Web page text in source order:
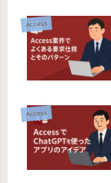
Access
Access